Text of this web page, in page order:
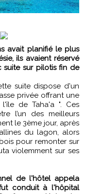
ils avaient réservé
sur pilotis fin de
suite dispose d'un
privée offrant une
de Taha'a ". Ces
l’un des meilleurs
le 3ème jour, après
du lagon, alors
pour remonter sur
violemment sur ses
de l'hôtel appela
conduit à l'hôpital